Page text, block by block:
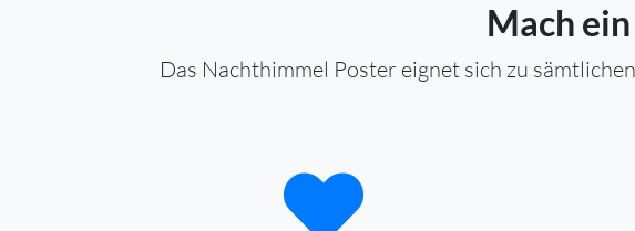
Mach
Das Nachthimmel Poster eignet sich zu